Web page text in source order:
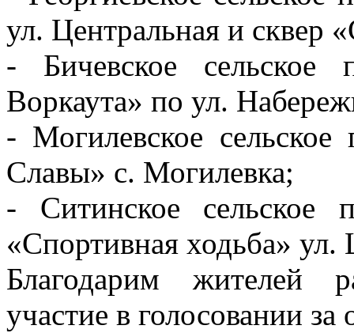
ул. Центральная и сквер
- Бичевское сельское
Воркаута» по ул.
- Могилевское
Славы» с. Могилевка;
- Ситинское сельское
«Спортивная ходьба» ул.
Благодарим жителей
участие в голосовании за